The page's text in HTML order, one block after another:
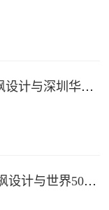
金枫动态 | 金枫设计与深圳华强集团携手打造华强商业旗舰项目——宝安华强广场美食街区
金枫新闻｜金枫设计与世界500强—索迪斯集团合作，携手打造广州星河湾中心美食广场